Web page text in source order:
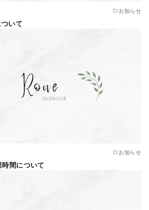
お知らせ
いて
お知らせ
間について